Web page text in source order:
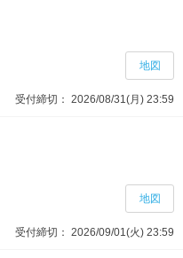
受付締切： 2026/08/31(月) 23:59
地図
受付締切： 2026/09/01(火) 23:59
地図